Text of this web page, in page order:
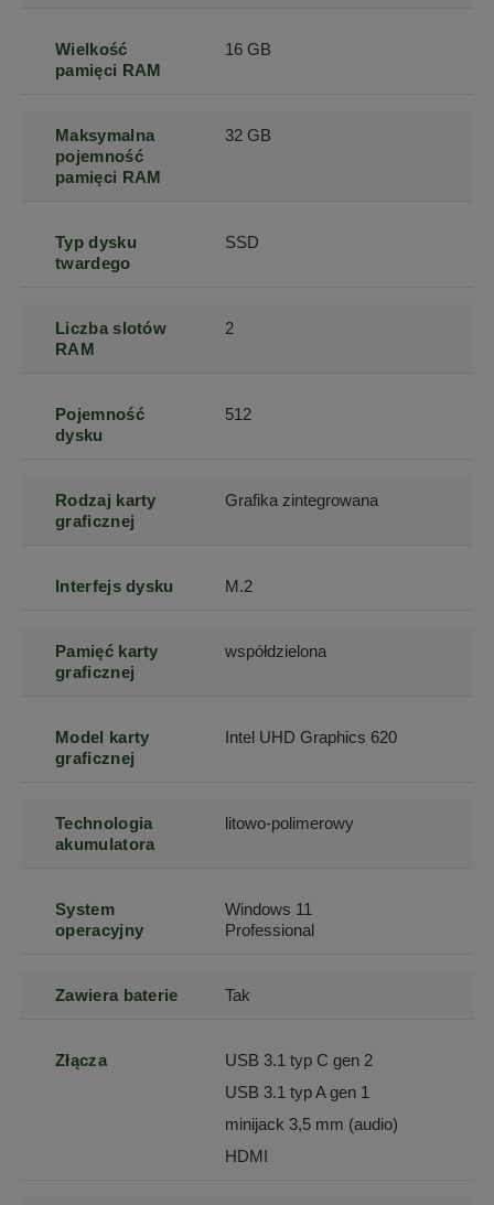
Wielkość
pamięci RAM
16 GB
Maksymalna
pojemność
pamięci RAM
32 GB
Typ dysku
twardego
SSD
Liczba slotów
RAM
2
Pojemność
dysku
512
Rodzaj karty
graficznej
Grafika zintegrowana
Interfejs dysku M.2
Pamięć karty
graficznej
współdzielona
Model karty
graficznej
Intel UHD Graphics 620
Technologia
akumulatora
litowo-polimerowy
System
operacyjny
Windows 11
Professional
Zawiera baterie Tak
Złącza
USB 3.1 typ C gen 2
USB 3.1 typ A gen 1
minijack 3,5 mm (audio)
HDMI